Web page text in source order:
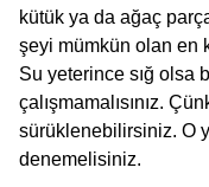
kütük ya da ağaç
şeyi mümkün olan en
Su yeterince sığ olsa
çalışmamalısınız.
sürüklenebilirsiniz. O
denemelisiniz.